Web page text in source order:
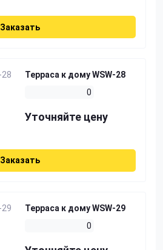
Заказать
Терраса к дому WSW-28
0
Уточняйте цену
Заказать
Терраса к дому WSW-29
0